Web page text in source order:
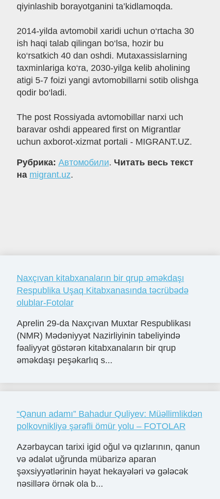
qiyinlashib borayotganini ta’kidlamoqda.
2014-yilda avtomobil xaridi uchun o‘rtacha 30
ish haqi talab qilingan bo‘lsa, hozir bu
ko‘rsatkich 40 dan oshdi. Mutaxassislarning
taxminlariga ko‘ra, 2030-yilga kelib aholining
atigi 5-7 foizi yangi avtomobillarni sotib olishga
qodir bo‘ladi.
The post Rossiyada avtomobillar narxi uch
baravar oshdi appeared first on Migrantlar
uchun axborot-xizmat portali - MIGRANT.UZ.
Рубрика: Автомобили. Читать весь текст
на migrant.uz.
Naxçıvan kitabxanaların bir qrup əməkdaşı
Respublika Uşaq Kitabxanasında təcrübədə
olublar-Fotolar
Aprelin 29-da Naxçıvan Muxtar Respublikası
(NMR) Mədəniyyət Nazirliyinin tabeliyində
fəaliyyət göstərən kitabxanaların bir qrup
əməkdaşı peşəkarlıq s...
“Qanun adamı” Bahadur Quliyev: Müəllimlikdən
polkovnikliyə şərəfli ömür yolu – FOTOLAR
Azərbaycan tarixi igid oğul və qızlarının, qanun
və ədalət uğrunda mübarizə aparan
şəxsiyyətlərinin həyat hekayələri və gələcək
nəsillərə örnək ola b...